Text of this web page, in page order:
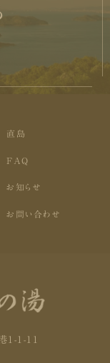
直島
FAQ
お知らせ
お問い合わせ
1-1-11